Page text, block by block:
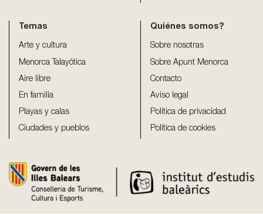
Temas
Arte y cultura
Menorca Talayótica
Aire libre
En familia
Playas y calas
Ciudades y pueblos
Quiénes somos?
Sobre nosotras
Sobre Apunt Menorca
Contacto
Aviso legal
Política de privacidad
Política de cookies